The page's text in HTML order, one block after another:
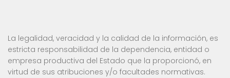
La legalidad, veracidad y la calidad de la información, es
estricta responsabilidad de la dependencia, entidad o
empresa productiva del Estado que la proporcionó, en
virtud de sus atribuciones y/o facultades normativas.